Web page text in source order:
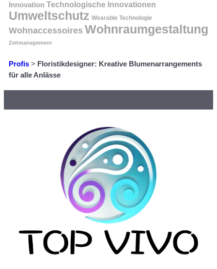
Innovation Technologische Innovationen
Umweltschutz Wearable Technologie
Wohnaccessoires Wohnraumgestaltung
Zeitmanagement
Profis > Floristikdesigner: Kreative Blumenarrangements
für alle Anlässe